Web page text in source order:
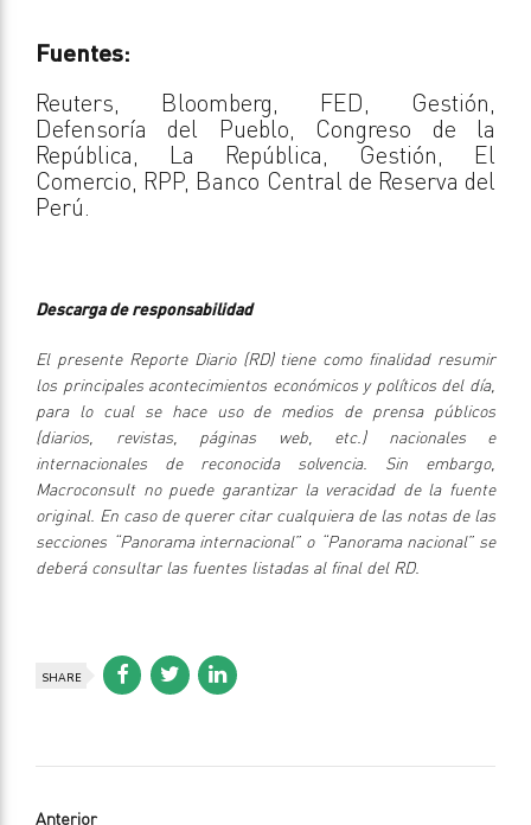
Fuentes:
Reuters, Bloomberg, FED, Gestión,
Defensoría del Pueblo, Congreso de la
República, La República, Gestión, El
Comercio, RPP, Banco Central de Reserva del
Perú.
Descarga de responsabilidad
El presente Reporte Diario (RD) tiene como finalidad resumir
los principales acontecimientos económicos y políticos del día,
para lo cual se hace uso de medios de prensa públicos
(diarios, revistas, páginas web, etc.) nacionales e
internacionales de reconocida solvencia. Sin embargo,
Macroconsult no puede garantizar la veracidad de la fuente
original. En caso de querer citar cualquiera de las notas de las
secciones “Panorama internacional” o “Panorama nacional” se
deberá consultar las fuentes listadas al final del RD.
SHARE
Anterior